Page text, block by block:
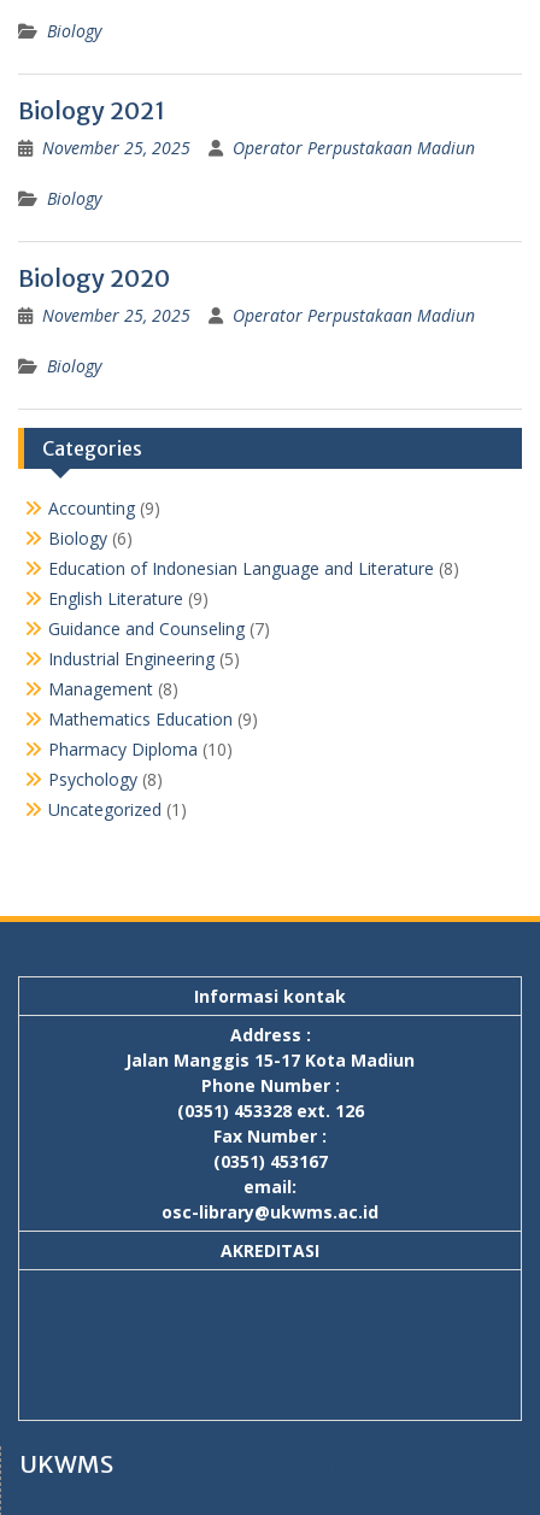
Biology
Biology 2021
November 25, 2025 Operator Perpustakaan Madiun
Biology
Biology 2020
November 25, 2025 Operator Perpustakaan Madiun
Biology
Categories
Accounting (9)
Biology (6)
Education of Indonesian Language and Literature (8)
English Literature (9)
Guidance and Counseling (7)
Industrial Engineering (5)
Management (8)
Mathematics Education (9)
Pharmacy Diploma (10)
Psychology (8)
Uncategorized (1)
Informasi kontak
Address :
Jalan Manggis 15-17 Kota Madiun
Phone Number :
(0351) 453328 ext. 126
Fax Number :
(0351) 453167
email:
osc-library@ukwms.ac.id
AKREDITASI
UKWMS